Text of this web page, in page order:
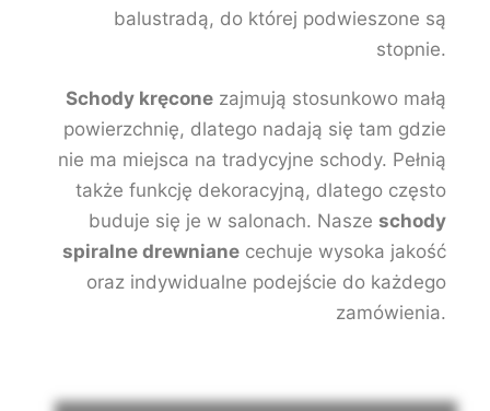
balustradą, do której podwieszone są
stopnie.
Schody kręcone zajmują stosunkowo małą
powierzchnię, dlatego nadają się tam gdzie
nie ma miejsca na tradycyjne schody. Pełnią
także funkcję dekoracyjną, dlatego często
buduje się je w salonach. Nasze schody
spiralne drewniane cechuje wysoka jakość
oraz indywidualne podejście do każdego
zamówienia.